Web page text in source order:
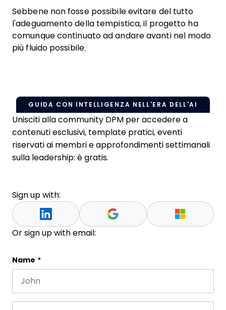
Sebbene non fosse possibile evitare del tutto
l'adeguamento della tempistica, il progetto ha
comunque continuato ad andare avanti nel modo
più fluido possibile.
GUIDA CON INTELLIGENZA NELL'ERA DELL'AI
Unisciti alla community DPM per accedere a
contenuti esclusivi, template pratici, eventi
riservati ai membri e approfondimenti settimanali
sulla leadership: è gratis.
Sign up with:
Or sign up with email:
Email
This field is for validation purposes and should be
Name *